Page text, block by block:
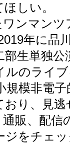
しい。
ワンマン
年に品
生単独公
ルのライ
規模非電
おり、見
販、配信
ジをチェ